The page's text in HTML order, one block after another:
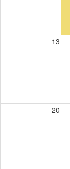
13
20